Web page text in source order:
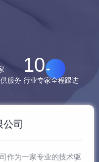
服务
10+
行业专家全程跟进
司
作为一家专业的技术驱